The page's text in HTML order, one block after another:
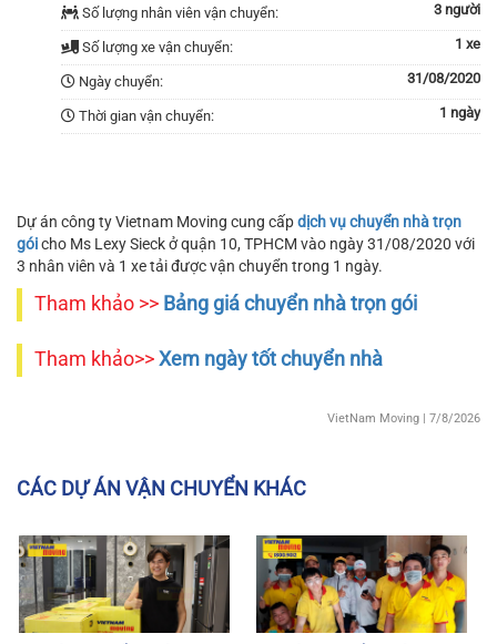
Số lượng nhân viên vận chuyển: 3 người
Số lượng xe vận chuyển: 1 xe
Ngày chuyển: 31/08/2020
Thời gian vận chuyển: 1 ngày
Dự án công ty Vietnam Moving cung cấpdịch vụ chuyển nhà trọn
góicho Ms Lexy Sieck ở quận 10, TPHCM vào ngày 31/08/2020 với
3 nhân viên và 1 xe tải được vận chuyển trong 1 ngày.
Tham khảo >> Bảng giá chuyển nhà trọn gói
Tham khảo>> Xem ngày tốt chuyển nhà
VietNam Moving | 7/8/2026
CÁC DỰ ÁN VẬN CHUYỂN KHÁC